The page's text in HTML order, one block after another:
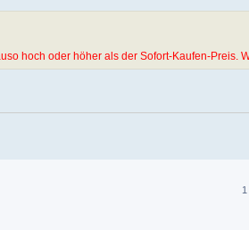
hoch oder höher als der Sofort-Kaufen-